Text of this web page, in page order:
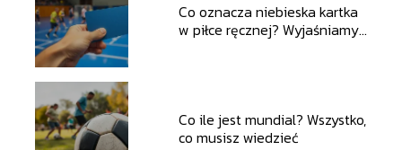
Co oznacza niebieska kartka
w piłce ręcznej? Wyjaśniamy
Co ile jest mundial? Wszystko,
co musisz wiedzieć